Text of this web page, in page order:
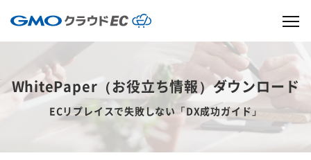
WhitePaper（お役立ち情報）ダウンロード
ECリプレイスで失敗しない「DX成功ガイド」